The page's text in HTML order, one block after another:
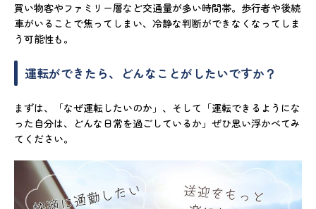
買い物客やファミリー層など交通量が多い時間帯。歩行者や後続
車がいることで焦ってしまい、冷静な判断ができなくなってしま
う可能性も。
運転ができたら、どんなことがしたいですか？
まずは、「なぜ運転したいのか」、そして「運転できるようにな
った自分は、どんな日常を過ごしているか」ぜひ思い浮かべてみ
てください。